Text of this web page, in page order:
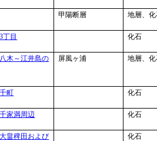
甲陽断層 地層、
3丁目 化石
木～江井島の
屏風ヶ浦 地層、
町 化石
家満周辺 化石
畠稗田および
化石